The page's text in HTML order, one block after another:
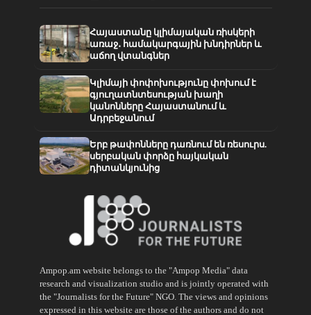
Հայաստանը կլիմայական ռիսկերի
առաջ․ համակարգային խնդիրներ և
աճող վտանգներ
Կլիմայի փոփոխությունը փոխում է
գյուղատնտեսության խաղի
կանոնները Հայաստանում և
Ադրբեջանում
Երբ թափոնները դառնում են ռեսուրս.
սերբական փորձը հայկական
դիտանկյունից
Ampop.am website belongs to the "Ampop Media" data
research and visualization studio and is jointly operated with
the "Journalists for the Future" NGO. The views and opinions
expressed in this website are those of the authors and do not